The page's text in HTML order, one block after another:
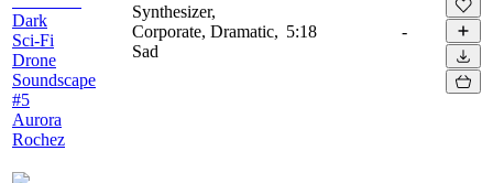
Dark
Sci-Fi
Drone
Soundscape
#5
Aurora
Rochez
Synthesizer,
Corporate, Dramatic,
Sad
5:18 -